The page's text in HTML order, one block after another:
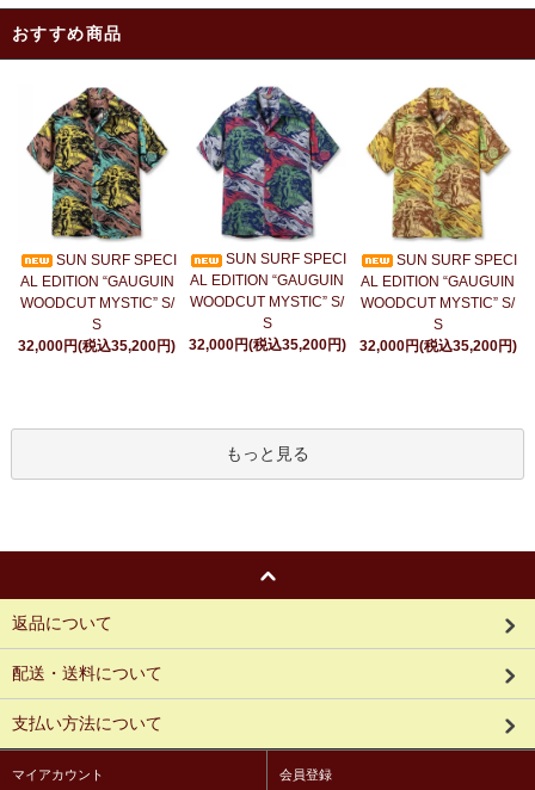
おすすめ商品
SUN SURF SPECI
AL EDITION “GAUGUIN
WOODCUT MYSTIC” S/
S
32,000円(税込35,200円)
SUN SURF SPECI
AL EDITION “GAUGUIN
WOODCUT MYSTIC” S/
S
32,000円(税込35,200円)
SUN SURF SPECI
AL EDITION “GAUGUIN
WOODCUT MYSTIC” S/
S
32,000円(税込35,200円)
もっと見る
返品について
配送・送料について
支払い方法について
マイアカウント 会員登録